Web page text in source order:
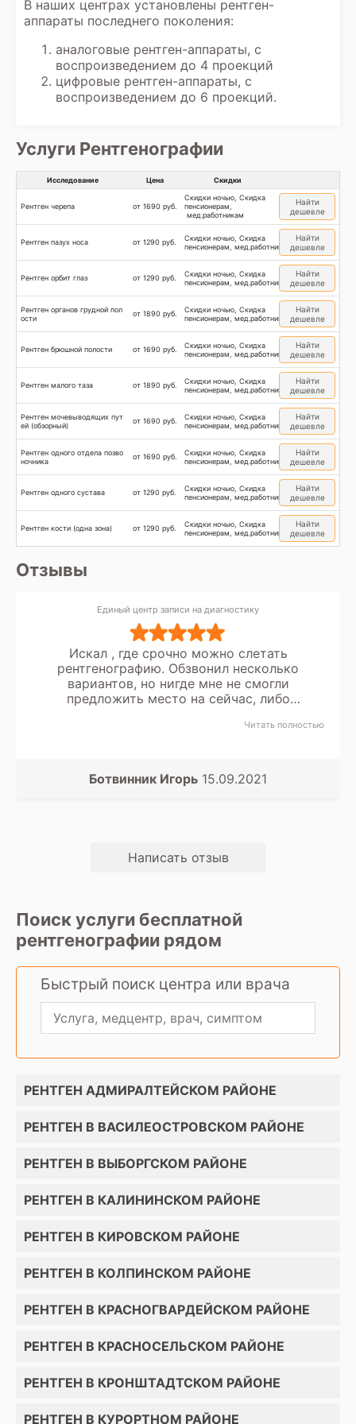
окончательного диагноза и разработки
плана лечения на основе всех
диагноста.
В наших центрах установлены рентген-
аппараты последнего поколения:
аналоговые рентген-аппараты, с
воспроизведением до 4 проекций
цифровые рентген-аппараты, с
воспроизведением до 6 проекций.
Услуги Рентгенографии
Исследование Цена Скидки
Рентген черепа от 1690 руб.
Скидки ночью, Скидка
пенсионерам,
мед.работникам
Найти
дешевле
Рентген пазух носа от 1290 руб.
Скидки ночью, Скидка
пенсионерам, мед.работникам
Найти
дешевле
Рентген орбит глаз от 1290 руб.
Скидки ночью, Скидка
пенсионерам, мед.работникам
Найти
дешевле
Рентген органов грудной пол
ости
от 1890 руб.
Скидки ночью, Скидка
пенсионерам, мед.работникам
Найти
дешевле
Рентген брюшной полости от 1690 руб.
Скидки ночью, Скидка
пенсионерам, мед.работникам
Найти
дешевле
Рентген малого таза от 1890 руб.
Скидки ночью, Скидка
пенсионерам, мед.работникам
Найти
дешевле
Рентген мочевыводящих пут
ей (обзорный)
от 1690 руб.
Скидки ночью, Скидка
пенсионерам, мед.работникам
Найти
дешевле
Рентген одного отдела позво
ночника
от 1690 руб.
Скидки ночью, Скидка
пенсионерам, мед.работникам
Найти
дешевле
Рентген одного сустава от 1290 руб.
Скидки ночью, Скидка
пенсионерам, мед.работникам
Найти
дешевле
Рентген кости (одна зона) от 1290 руб.
Скидки ночью, Скидка
пенсионерам, мед.работникам
Найти
дешевле
Отзывы
Единый центр записи на диагностику
Искал , где срочно можно слетать
рентгенографию. Обзвонил несколько
вариантов, но нигде мне не смогли
предложить место на сейчас, либо
службе записи, что быстро нашли мне
Читать полностью
Ботвинник Игорь 15.09.2021
Написать отзыв
Поиск услуги бесплатной
рентгенографии рядом
Быстрый поиск центра или врача
РЕНТГЕН АДМИРАЛТЕЙСКОМ РАЙОНЕ
РЕНТГЕН В ВАСИЛЕОСТРОВСКОМ РАЙОНЕ
РЕНТГЕН В ВЫБОРГСКОМ РАЙОНЕ
РЕНТГЕН В КАЛИНИНСКОМ РАЙОНЕ
РЕНТГЕН В КИРОВСКОМ РАЙОНЕ
РЕНТГЕН В КОЛПИНСКОМ РАЙОНЕ
РЕНТГЕН В КРАСНОГВАРДЕЙСКОМ РАЙОНЕ
РЕНТГЕН В КРАСНОСЕЛЬСКОМ РАЙОНЕ
РЕНТГЕН В КРОНШТАДТСКОМ РАЙОНЕ
РЕНТГЕН В КУРОРТНОМ РАЙОНЕ